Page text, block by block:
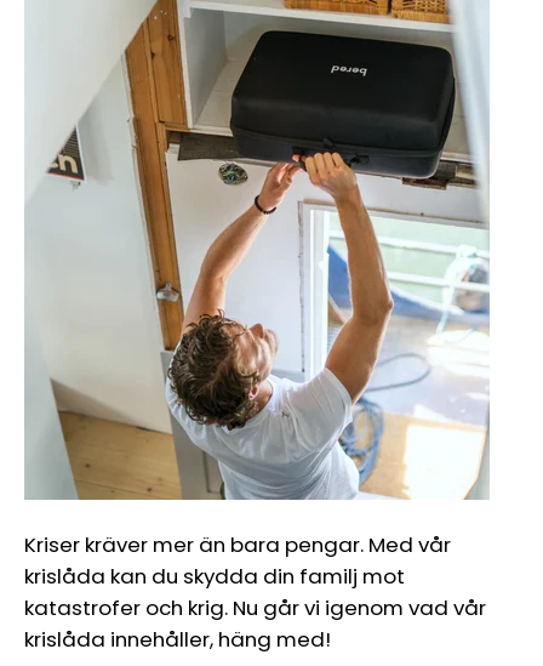
Kriser kräver mer än bara pengar. Med vår
krislåda kan du skydda din familj mot
katastrofer och krig. Nu går vi igenom vad vår
krislåda innehåller, häng med!